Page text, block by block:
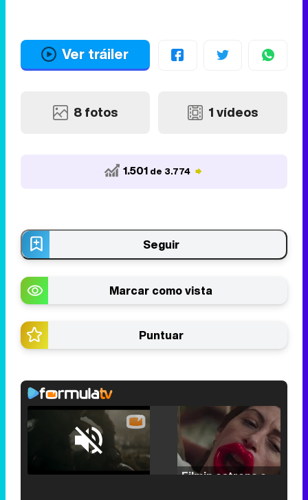
Ver tráiler
8 fotos 1 vídeos
1.501 de 3.774
Seguir
Marcar como vista
Puntuar
Unmute /